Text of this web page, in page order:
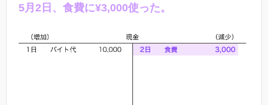
5月 2 日、食費に¥3,000使った。